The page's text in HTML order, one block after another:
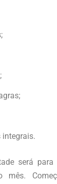
será
mês.